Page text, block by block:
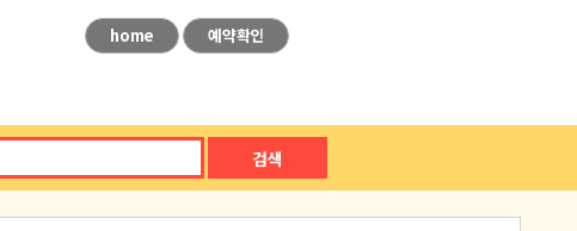
home 예약확인
검색